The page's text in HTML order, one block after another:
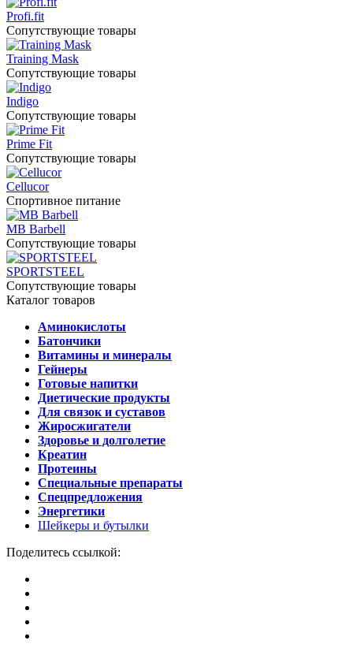
Profi.fit
Сопутствующие товары
Training Mask
Сопутствующие товары
Indigo
Сопутствующие товары
Prime Fit
Сопутствующие товары
Cellucor
Спортивное питание
MB Barbell
Сопутствующие товары
SPORTSTEEL
Сопутствующие товары
Каталог товаров
Аминокислоты
Батончики
Витамины и минералы
Гейнеры
Готовые напитки
Диетические продукты
Для связок и суставов
Жиросжигатели
Здоровье и долголетие
Креатин
Протеины
Специальные препараты
Спецпредложения
Энергетики
Шейкеры и бутылки
Поделитесь ссылкой: